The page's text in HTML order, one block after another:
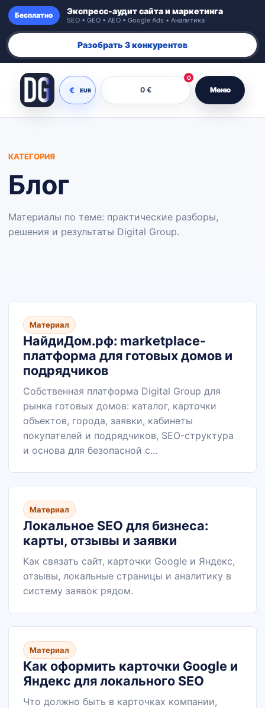
Бесплатно Экспресс-аудит сайта и маркетинга
SEO • GEO • AEO • Google Ads • Аналитика
Разобрать 3 конкурентов
Меню
€ EUR 0 €
0
КАТЕГОРИЯ
Блог
Материалы по теме: практические разборы,
решения и результаты Digital Group.
Материал
НайдиДом.рф: marketplace-
платформа для готовых домов и
подрядчиков
Собственная платформа Digital Group для
рынка готовых домов: каталог, карточки
объектов, города, заявки, кабинеты
покупателей и подрядчиков, SEO-структура
и основа для безопасной с...
Материал
Локальное SEO для бизнеса:
карты, отзывы и заявки
Как связать сайт, карточки Google и Яндекс,
отзывы, локальные страницы и аналитику в
систему заявок рядом.
Материал
Как оформить карточки Google и
Яндекс для локального SEO
Что должно быть в карточках компании,